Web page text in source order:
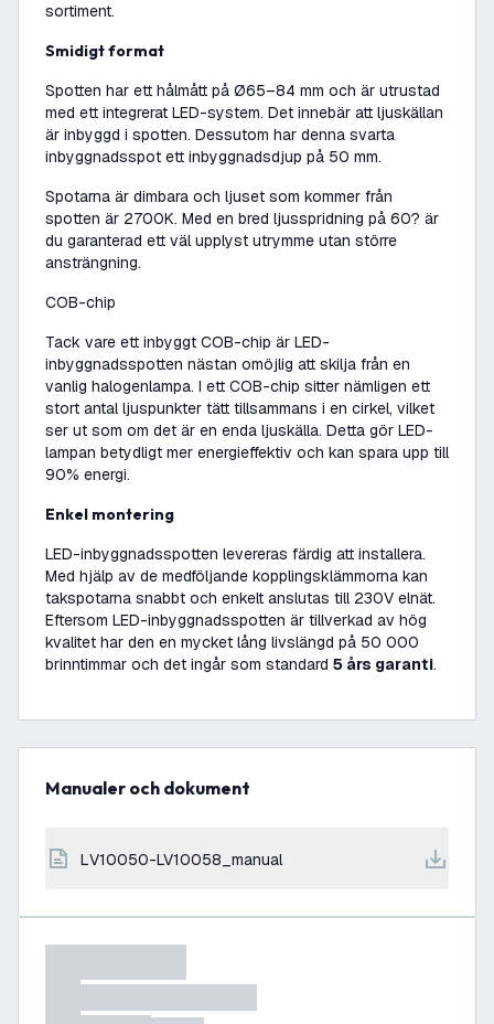
sortiment.
Smidigt format
Spotten har ett hålmått på Ø65–84 mm och är utrustad
med ett integrerat LED-system. Det innebär att ljuskällan
är inbyggd i spotten. Dessutom har denna svarta
inbyggnadsspot ett inbyggnadsdjup på 50 mm.
Spotarna är dimbara och ljuset som kommer från
spotten är 2700K. Med en bred ljusspridning på 60? är
du garanterad ett väl upplyst utrymme utan större
ansträngning.
COB-chip
Tack vare ett inbyggt COB-chip är LED-
inbyggnadsspotten nästan omöjlig att skilja från en
vanlig halogenlampa. I ett COB-chip sitter nämligen ett
stort antal ljuspunkter tätt tillsammans i en cirkel, vilket
ser ut som om det är en enda ljuskälla. Detta gör LED-
lampan betydligt mer energieffektiv och kan spara upp till
90% energi.
Enkel montering
LED-inbyggnadsspotten levereras färdig att installera.
Med hjälp av de medföljande kopplingsklämmorna kan
takspotarna snabbt och enkelt anslutas till 230V elnät.
Eftersom LED-inbyggnadsspotten är tillverkad av hög
kvalitet har den en mycket lång livslängd på 50 000
brinntimmar och det ingår som standard 5 års garanti.
Manualer och dokument
LV10050-LV10058_manual